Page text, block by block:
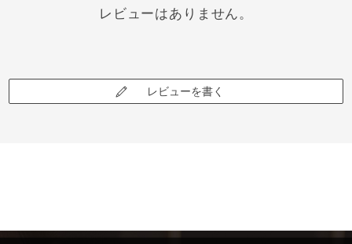
レビューはありません。
レビューを書く